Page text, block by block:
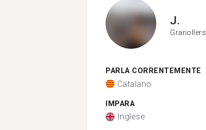
J.
Granollers
PARLA CORRENTEMENTE
Catalano
IMPARA
Inglese